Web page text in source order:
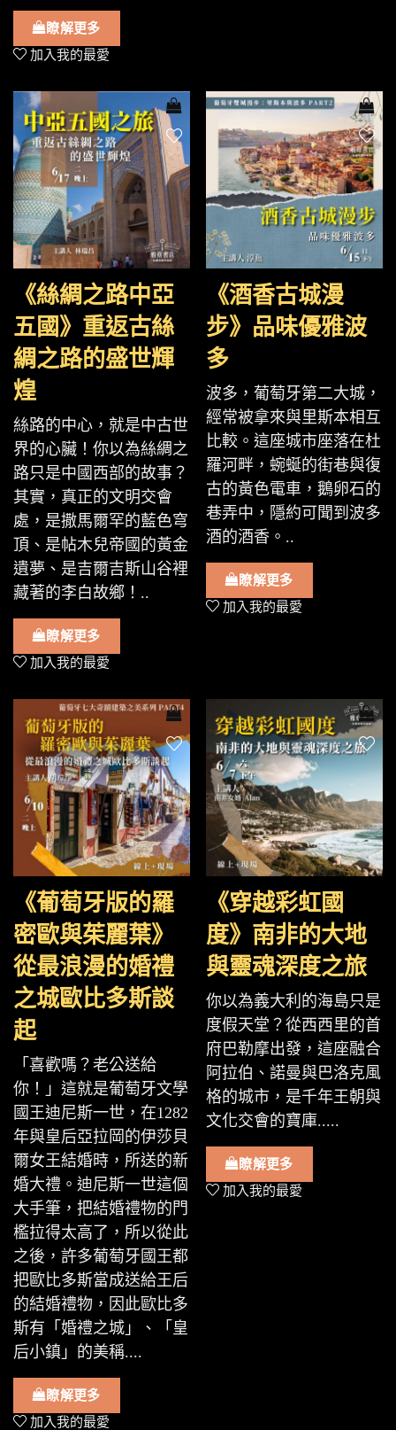
瞭解更多
加入我的最愛
《絲綢之路中亞
五國》重返古絲
綢之路的盛世輝
煌
絲路的中心，就是中古世
界的心臟！你以為絲綢之
路只是中國西部的故事？
其實，真正的文明交會
處，是撒馬爾罕的藍色穹
頂、是帖木兒帝國的黃金
遺夢、是吉爾吉斯山谷裡
藏著的李白故鄉！..
瞭解更多
加入我的最愛
《酒香古城漫
步》品味優雅波
多
波多，葡萄牙第二大城，
經常被拿來與里斯本相互
比較。這座城市座落在杜
羅河畔，蜿蜒的街巷與復
古的黃色電車，鵝卵石的
巷弄中，隱約可聞到波多
酒的酒香。..
瞭解更多
加入我的最愛
《葡萄牙版的羅
密歐與茱麗葉》
從最浪漫的婚禮
之城歐比多斯談
起
「喜歡嗎？老公送給
你！」這就是葡萄牙文學
國王迪尼斯一世，在1282
年與皇后亞拉岡的伊莎貝
爾女王結婚時，所送的新
婚大禮。迪尼斯一世這個
大手筆，把結婚禮物的門
檻拉得太高了，所以從此
之後，許多葡萄牙國王都
把歐比多斯當成送給王后
的結婚禮物，因此歐比多
斯有「婚禮之城」、「皇
后小鎮」的美稱....
瞭解更多
加入我的最愛
《穿越彩虹國
度》南非的大地
與靈魂深度之旅
你以為義大利的海島只是
度假天堂？從西西里的首
府巴勒摩出發，這座融合
阿拉伯、諾曼與巴洛克風
格的城市，是千年王朝與
文化交會的寶庫.....
瞭解更多
加入我的最愛